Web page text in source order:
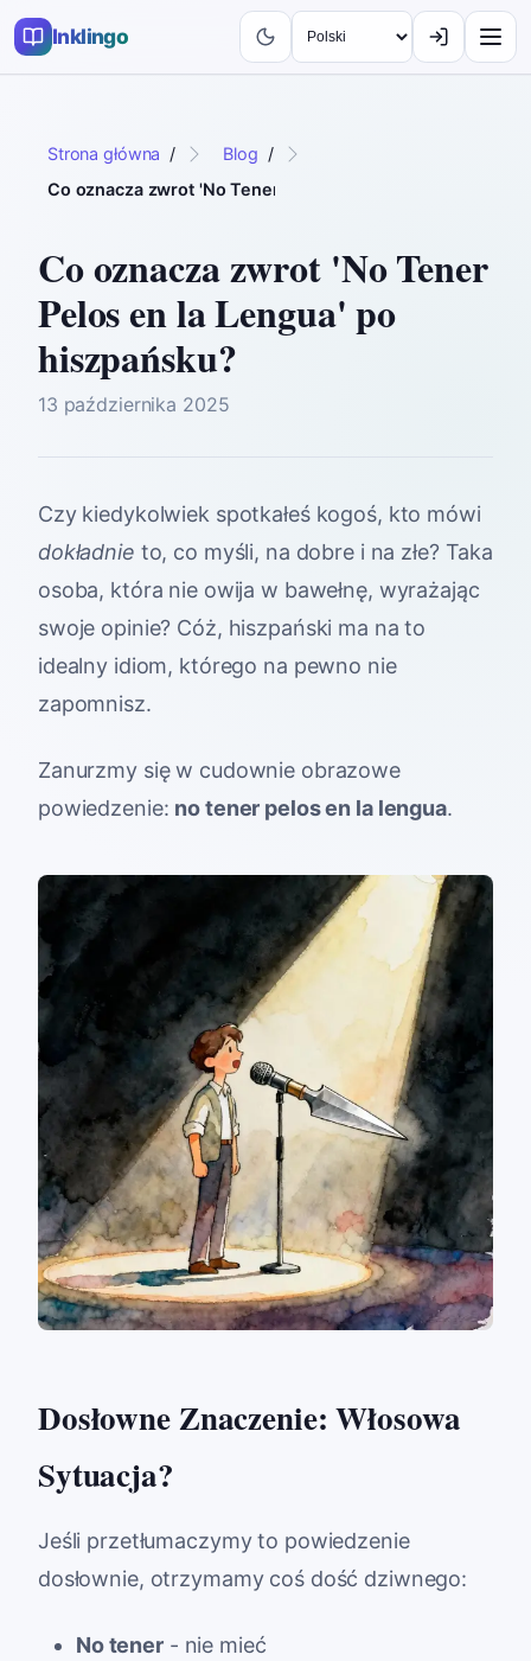
Inklingo
Strona główna / Blog /
Co oznacza zwrot 'No Tener Pelos en la Lengua' po
Co oznacza zwrot 'No Tener
Pelos en la Lengua' po
hiszpańsku?
13 października 2025
Czy kiedykolwiek spotkałeś kogoś, kto mówi
dokładnie to, co myśli, na dobre i na złe? Taka
osoba, która nie owija w bawełnę, wyrażając
swoje opinie? Cóż, hiszpański ma na to
idealny idiom, którego na pewno nie
zapomnisz.
Zanurzmy się w cudownie obrazowe
powiedzenie: no tener pelos en la lengua.
Dosłowne Znaczenie: Włosowa
Sytuacja?
Jeśli przetłumaczymy to powiedzenie
dosłownie, otrzymamy coś dość dziwnego:
No tener- nie mieć